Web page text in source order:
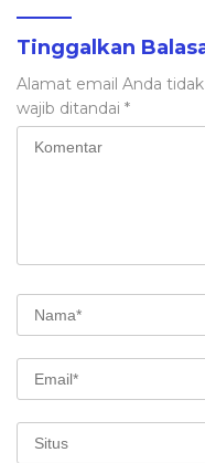
Tinggalkan
Alamat email Anda
wajib ditandai *